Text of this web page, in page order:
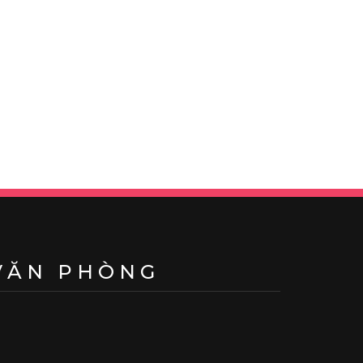
PHÒNG